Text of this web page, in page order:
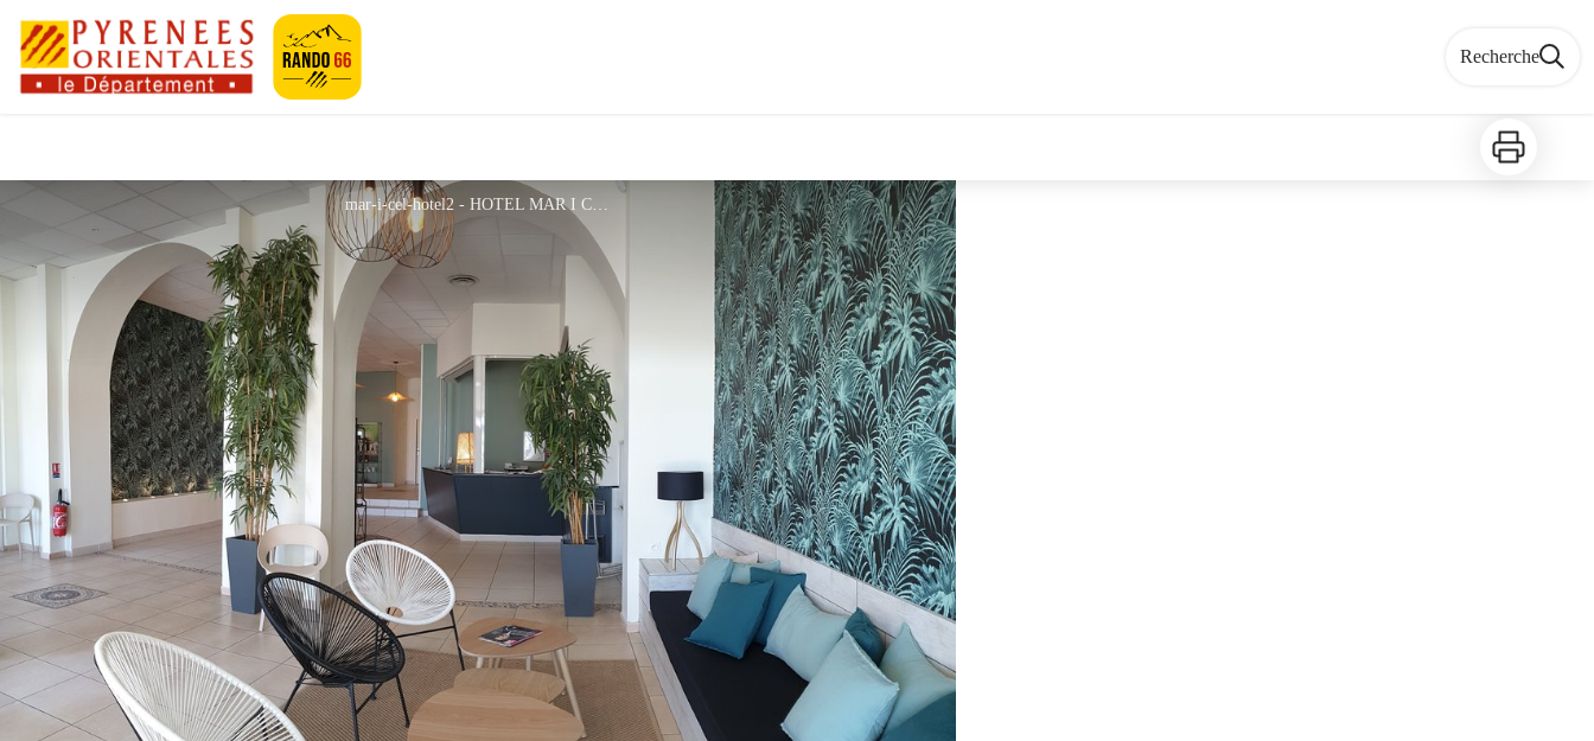
Recherche
Imprimer
mar-i-cel-hotel2 - HOTEL MAR I CEL